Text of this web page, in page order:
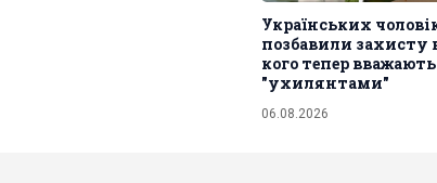
Українських
позбавили захисту
кого тепер вважають
"ухилянтами"
06.08.2026